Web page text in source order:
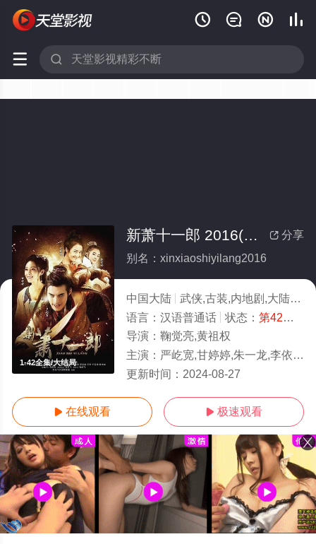
   
 
1-42全集/大结局
 分享
新萧十一郎 2016(全集)
别名：xinxiaoshiyilang2016
中国大陆 武侠,古装,内地剧,大陆
语言： 汉语普通话 状态： 第42集完结
导演： 鞠觉亮,黄祖权
主演： 严屹宽,甘婷婷,朱一龙,李依晓,张含韵,王艺曈,杨净如,于清斌,元华,吕良伟,张天阳
更新时间： 2024-08-27
 在线观看  极速观看